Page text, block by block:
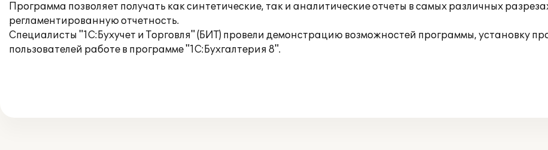
Программа позволяет получать как синтетические, так и аналитические отчеты в самых различных
регламентированную отчетность.
Специалисты "1C:Бухучет и Торговля" (БИТ) провели демонстрацию возможностей программы, установку
пользователей работе в программе "1С:Бухгалтерия 8".